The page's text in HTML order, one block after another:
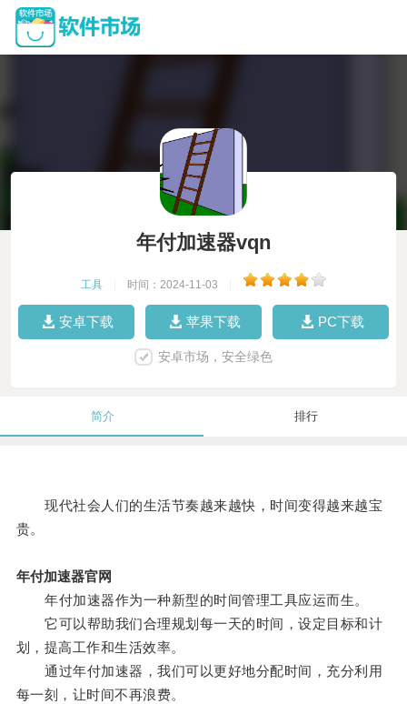
年付加速器vqn
工具 时间：2024-11-03
安卓下载 苹果下载 PC下载
安卓市场，安全绿色
简介 排行
现代社会人们的生活节奏越来越快，时间变得越来越宝
贵。
年付加速器官网
年付加速器作为一种新型的时间管理工具应运而生。
它可以帮助我们合理规划每一天的时间，设定目标和计
划，提高工作和生活效率。
通过年付加速器，我们可以更好地分配时间，充分利用
每一刻，让时间不再浪费。